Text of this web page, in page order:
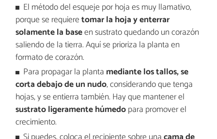
El método del esqueje por hoja es muy llamativo,
porque se requieretomar la hoja y enterrar
solamente la baseen sustrato quedando un corazón
saliendo de la tierra. Aquí se prioriza la planta en
formato de corazón.
Para propagar la planta mediante los tallos, se
corta debajo de un nudo, considerando que tenga
hojas, y se entierra también. Hay que mantener el
sustrato ligeramente húmedopara promover el
crecimiento.